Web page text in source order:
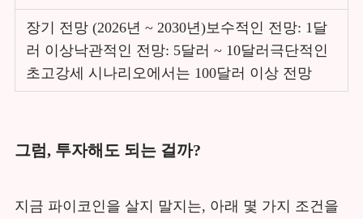
장기 전망 (2026년 ~ 2030년)보수적인 전망: 1달
러 이상낙관적인 전망: 5달러 ~ 10달러극단적인
초고강세 시나리오에서는 100달러 이상 전망
그럼, 투자해도 되는 걸까?
지금 파이코인을 살지 말지는, 아래 몇 가지 조건을